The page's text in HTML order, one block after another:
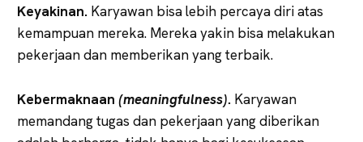
Keyakinan. Karyawan bisa lebih percaya diri atas
kemampuan mereka. Mereka yakin bisa melakukan
pekerjaan dan memberikan yang terbaik.
Kebermaknaan (meaningfulness). Karyawan
memandang tugas dan pekerjaan yang diberikan